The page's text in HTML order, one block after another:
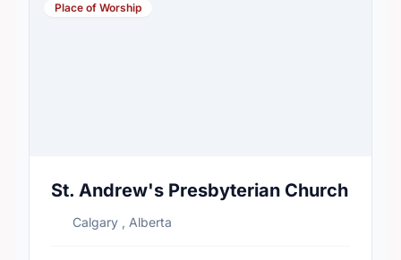
Place of Worship
St. Andrew's Presbyterian Church
Calgary , Alberta